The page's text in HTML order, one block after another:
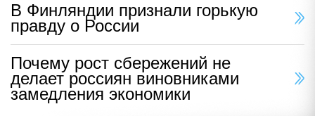
В Финляндии признали горькую
правду о России
Почему рост сбережений не
делает россиян виновниками
замедления экономики